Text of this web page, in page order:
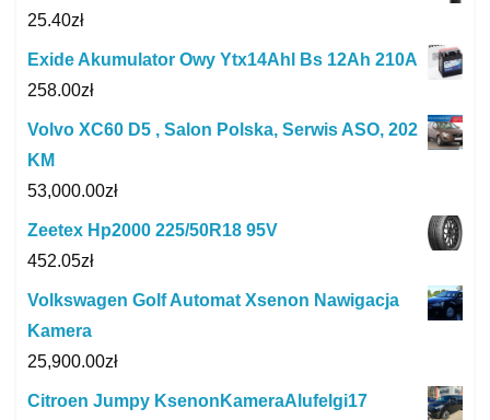
25.40zł
Exide Akumulator Owy Ytx14Ahl Bs 12Ah 210A
258.00zł
Volvo XC60 D5 , Salon Polska, Serwis ASO, 202
KM
53,000.00zł
Zeetex Hp2000 225/50R18 95V
452.05zł
Volkswagen Golf Automat Xsenon Nawigacja
Kamera
25,900.00zł
Citroen Jumpy KsenonKameraAlufelgi17